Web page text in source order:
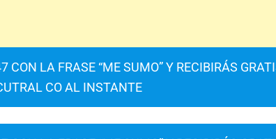
LA FRASE “ME SUMO” Y RECIBIRÁS
CO AL INSTANTE